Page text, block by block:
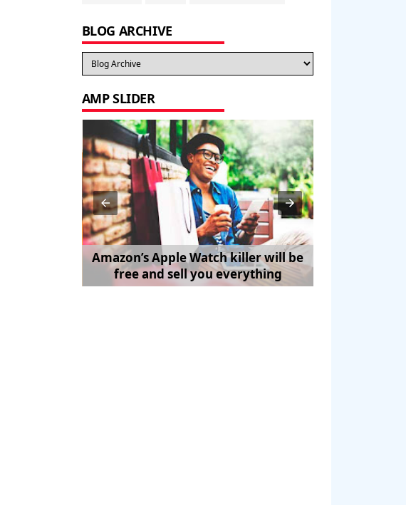
BLOG ARCHIVE
AMP SLIDER
Amazon’s Apple Watch killer will be
free and sell you everything